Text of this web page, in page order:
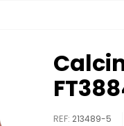
REF: 213489-5